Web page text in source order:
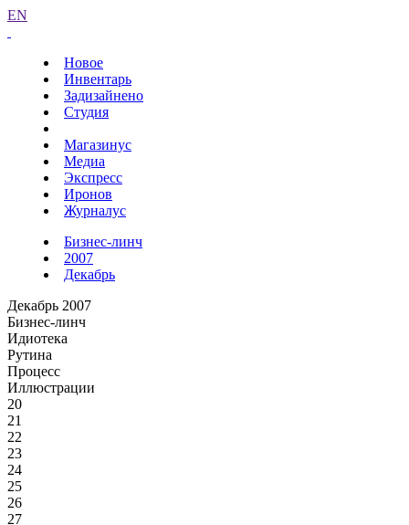
EN
Новое
Инвентарь
Задизайнено
Студия
Магазинус
Медиа
Экспресс
Иронов
Журналус
Бизнес-линч
2007
Декабрь
Декабрь 2007
Бизнес-линч
Идиотека
Рутина
Процесс
Иллюстрации
20
21
22
23
24
25
26
27